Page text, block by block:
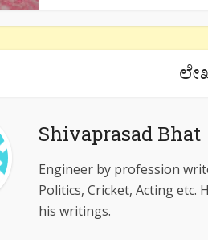
Shivaprasad Bhat
Engineer by profession
Politics, Cricket, Acting
his writings.